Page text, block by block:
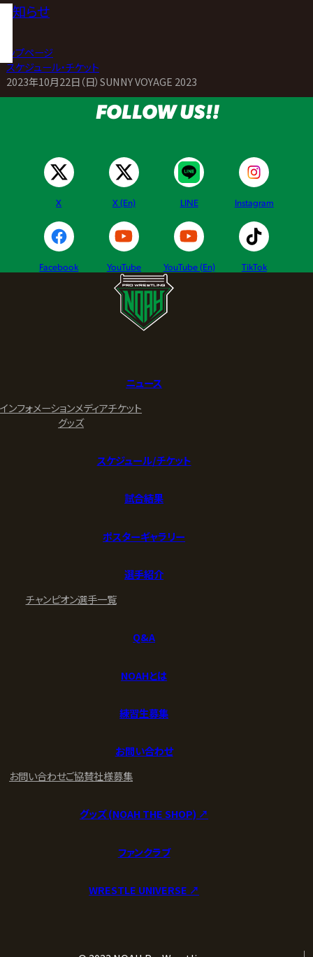
お知らせ
トップページ
>スケジュール・チケット
2023年10月22日（日）SUNNY VOYAGE 2023
FOLLOW US!!
X X (En) LINE Instagram
Facebook YouTube YouTube (En) TikTok
ニュース
インフォメーションメディアチケット
グッズ
スケジュール/チケット
試合結果
ポスターギャラリー
選手紹介
チャンピオン選手一覧
Q&A
NOAHとは
練習生募集
お問い合わせ
お問い合わせご協賛社様募集
グッズ (NOAH THE SHOP) ↗︎
ファンクラブ
WRESTLE UNIVERSE ↗︎